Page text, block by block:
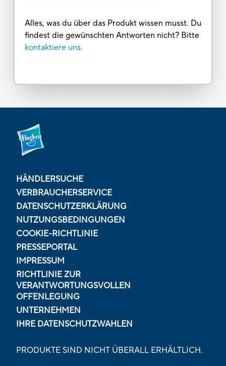
Alles, was du über das Produkt wissen musst. Du
findest die gewünschten Antworten nicht? Bitte
kontaktiere uns.
HÄNDLERSUCHE
VERBRAUCHERSERVICE
DATENSCHUTZERKLÄRUNG
NUTZUNGSBEDINGUNGEN
COOKIE-RICHTLINIE
PRESSEPORTAL
IMPRESSUM
RICHTLINIE ZUR
VERANTWORTUNGSVOLLEN
OFFENLEGUNG
UNTERNEHMEN
IHRE DATENSCHUTZWAHLEN
PRODUKTE SIND NICHT ÜBERALL ERHÄLTLICH.